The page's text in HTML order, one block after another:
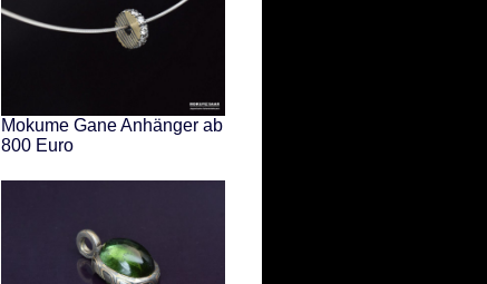
Mokume Gane Anhänger ab
800 Euro